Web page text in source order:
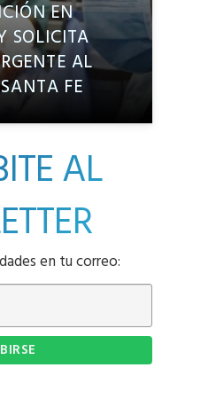
EN
SOLICITA
AL
FE
AL
en tu correo: